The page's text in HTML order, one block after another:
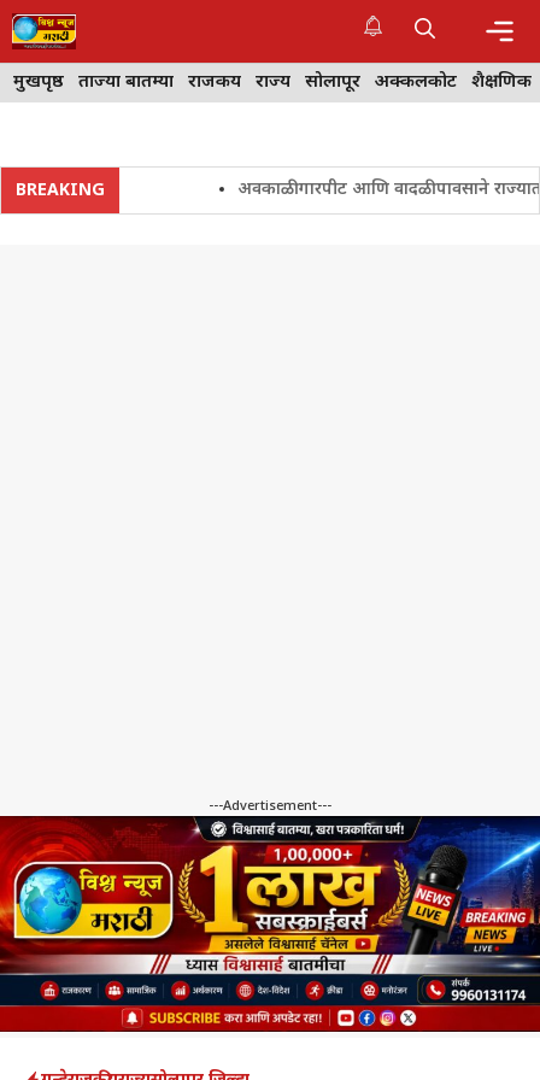
Skip
to
content
मुखपृष्ठ ताज्या बातम्या राजकीय राज्य सोलापूर अक्कलकोट शैक्षणिक
BREAKING अवकाळी गारपीट आणि वादळी पावसाने राज्यातील
---Advertisement---